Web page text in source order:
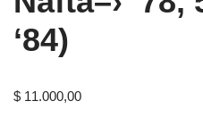
‘84)
$ 11.000,00